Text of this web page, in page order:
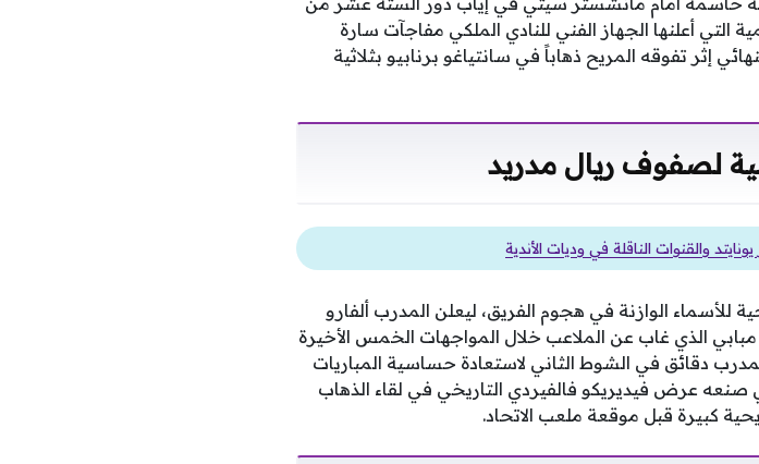
أعلنها الجهاز الفني للنادي الملكي مفاجآت سارة
إثر تفوقه المريح ذهاباً في سانتياغو برنابيو بثلاثية
لصفوف ريال مدريد
والقنوات الناقلة في وديات الأندية
الوازنة في هجوم الفريق، ليعلن المدرب ألفارو
الذي غاب عن الملاعب خلال المواجهات الخمس الأخيرة
دقائق في الشوط الثاني لاستعادة حساسية المباريات
صنعه عرض فيديريكو فالفيردي التاريخي في لقاء الذهاب
كبيرة قبل موقعة ملعب الاتحاد.